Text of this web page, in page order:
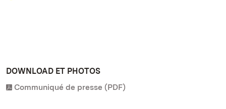
DOWNLOAD ET PHOTOS
Communiqué de presse (PDF)